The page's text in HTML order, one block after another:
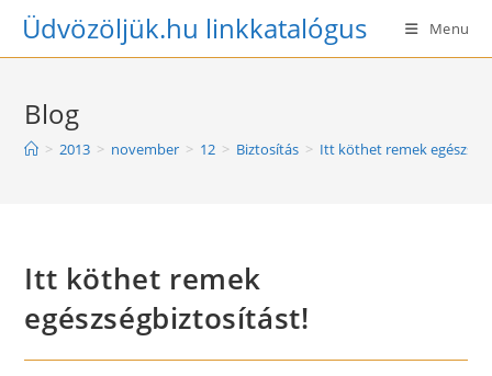
SkipÜdvözöljük.hu linkkatalógus Menu
Blog
> 2013 > november > 12 > Biztosítás > Itt köthet remek
Itt köthet remek
egészségbiztosítást!